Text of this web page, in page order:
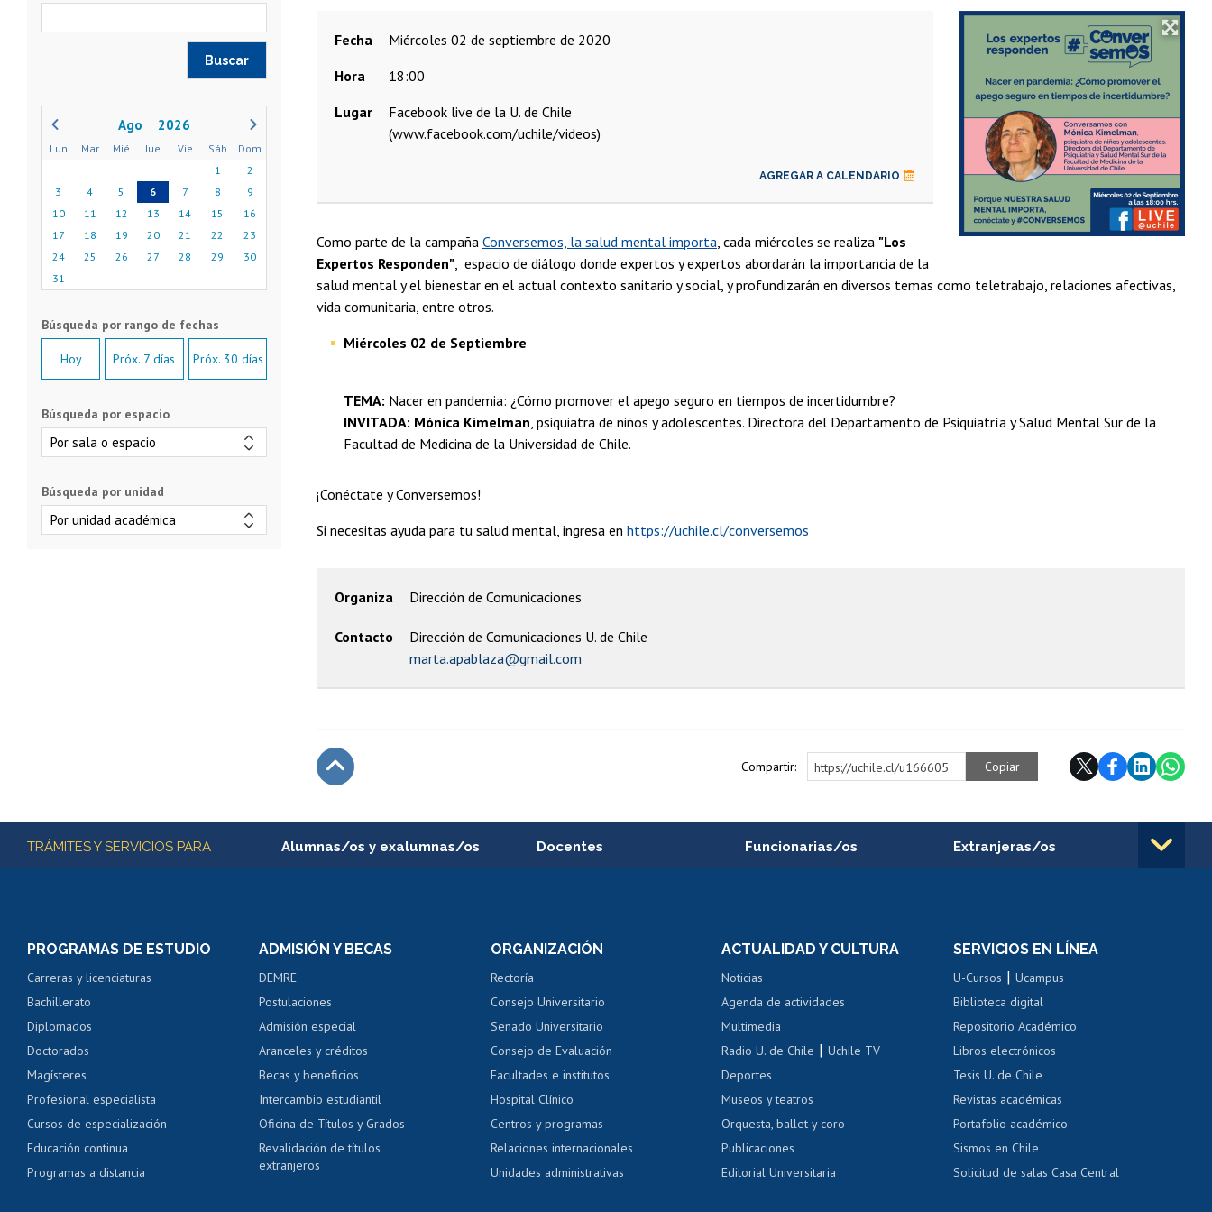
Fecha
miércoles 02 de septiembre de 2020
Hora
18:00
Lugar
Facebook live de la U. de Chile
(www.facebook.com/uchile/videos)
AGREGAR A CALENDARIO
Como parte de la campaña Conversemos, la salud mental importa , cada miércoles se realiza "Los
Expertos Responden" , espacio de diálogo donde expertos y expertos abordarán la importancia de la
salud mental y el bienestar en el actual contexto sanitario y social, y profundizarán en diversos temas como teletrabajo, relaciones afectivas,
vida comunitaria, entre otros.
Miércoles 02 de Septiembre
TEMA: Nacer en pandemia: ¿Cómo promover el apego seguro en tiempos de incertidumbre?
INVITADA: Mónica Kimelman , psiquiatra de niños y adolescentes. Directora del Departamento de Psiquiatría y Salud Mental Sur de la
Facultad de Medicina de la Universidad de Chile.
¡Conéctate y Conversemos!
Si necesitas ayuda para tu salud mental, ingresa en https://uchile.cl/conversemos
Organiza Dirección de Comunicaciones
Contacto
Dirección de Comunicaciones U. de Chile
marta.apablaza@gmail.com
Compartir: https://uchile.cl/u166605 Copiar
2026
Lun Mar Mié Jue Vie Sáb
Dom
1
2
3
4 5 6 7 8
9
10
11 12 13 14 15
16
17
18 19 20 21 22
23
24
25 26 27 28 29
30
31
Hoy Próx. 7 días Próx. 30 días
Búsqueda por espacio
Búsqueda por unidad
Más información
TRÁMITES Y SERVICIOS PARA Alumnas/os y exalumnas/os
Consulta y certificado de notas
Servicio médico y dental
Pago de arancel y crédito alumnos
Pago de arancel y crédito exalumnos
Certificado de títulos y grados
Docentes
Perfeccionamiento
Evaluación docente
Calificación académica
Postulación al AUCAI
Funcionarias/os
Portal de movilidad interna
Certificado de renta
Certificado de renta
Gestión de correo uchile
Extranjeras/os
Movilidad Estudiantil
Cursos de español
Acoso laboral, sexual y violencia
PROGRAMAS DE ESTUDIO
Carreras y licenciaturas
Bachillerato
Diplomados
Doctorados
Magísteres
Profesional especialista
Cursos de especialización
Educación continua
Programas a distancia
ADMISIÓN Y BECAS
DEMRE
Postulaciones
Admisión especial
Aranceles y créditos
Becas y beneficios
Intercambio estudiantil
Oficina de Títulos y Grados
Revalidación de títulos
extranjeros
ORGANIZACIÓN
Rectoría
Consejo Universitario
Senado Universitario
Consejo de Evaluación
Facultades e institutos
Hospital Clínico
Centros y programas
Relaciones internacionales
Unidades administrativas
ACTUALIDAD Y CULTURA
Noticias
Agenda de actividades
Multimedia
Radio U. de Chile |Uchile TV
Deportes
Museos y teatros
Orquesta, ballet y coro
Publicaciones
Editorial Universitaria
SERVICIOS EN LÍNEA
U-Cursos |Ucampus
Biblioteca digital
Repositorio Académico
Libros electrónicos
Tesis U. de Chile
Revistas académicas
Portafolio académico
Sismos en Chile
Solicitud de salas Casa Central